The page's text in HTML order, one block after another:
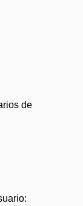
de